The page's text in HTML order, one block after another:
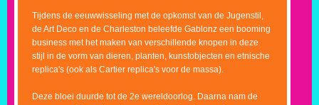
Tijdens de eeuwwisseling met de opkomst van de Jugenstil,
de Art Deco en de Charleston beleefde Gablonz een booming
business met het maken van verschillende knopen in deze
stijl in de vorm van dieren, planten, kunstobjecten en etnische
replica's (ook als Cartier replica's voor de massa).
Deze bloei duurde tot de 2e wereldoorlog. Daarna nam de